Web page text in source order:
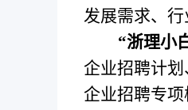
发展需求、行
“浙理小
企业招聘计
企业招聘专